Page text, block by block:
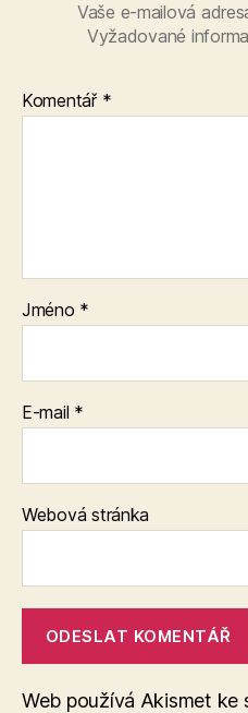
Vaše e-mailová
Vyžadované
Komentář *
Jméno *
E-mail *
Webová stránka
Web používá Akismet ke